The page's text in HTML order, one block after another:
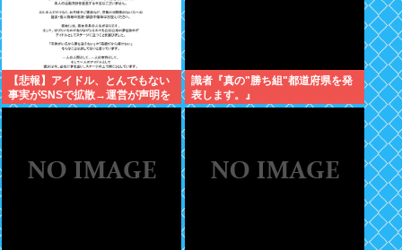
【悲報】アイドル、とんでもない
事実がSNSで拡散→運営が声明を
発表www
識者『真の"勝ち組"都道府県を発
表します。』